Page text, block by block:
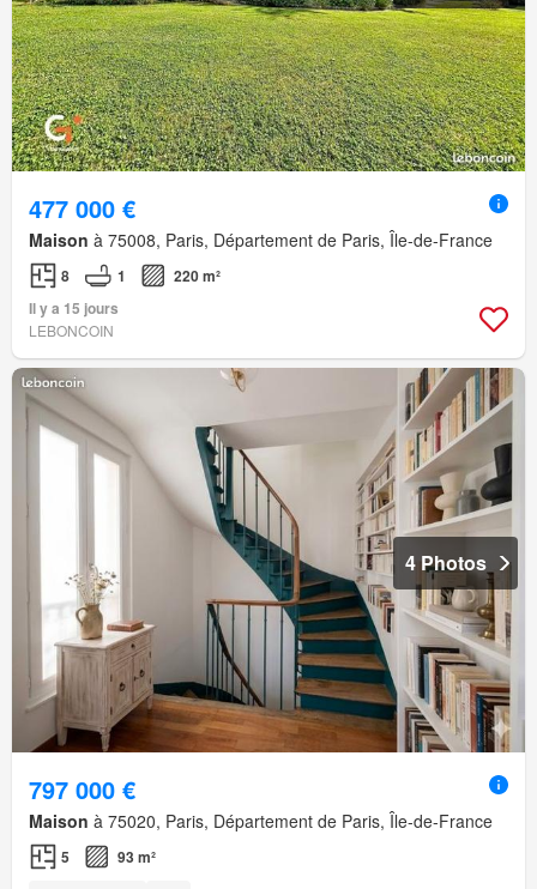
477 000 €
Maison à 75008, Paris, Département de Paris, Île-de-France
8 1
220 m²
Il y a 15 jours
LEBONCOIN
4 Photos
797 000 €
Maison à 75020, Paris, Département de Paris, Île-de-France
5 93 m²